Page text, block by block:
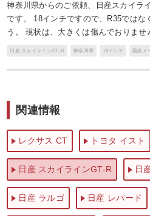
神奈川県からのご依頼、日産スカイラ
です。 18インチですので、R35ではな
う。 現状は、大きくは傷んでおりませ
日産 スカイラインGT-R 神奈川県 18インチ 国産メ
関連情報
レクサス CT トヨタ イスト
日産 スカイラインGT-R 日
日産 ラルゴ 日産 レパード